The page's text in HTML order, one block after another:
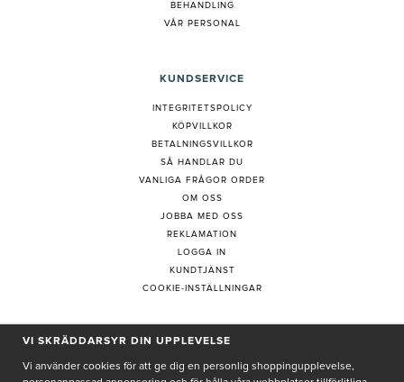
BEHANDLING
VÅR PERSONAL
KUNDSERVICE
INTEGRITETSPOLICY
KÖPVILLKOR
BETALNINGSVILLKOR
SÅ HANDLAR DU
VANLIGA FRÅGOR ORDER
OM OSS
JOBBA MED OSS
REKLAMATION
LOGGA IN
KUNDTJÄNST
COOKIE-INSTÄLLNINGAR
PRENUMERERA PÅ NYHETSBREV
VI SKRÄDDARSYR DIN UPPLEVELSE
Vi använder cookies för att ge dig en personlig shoppingupplevelse,